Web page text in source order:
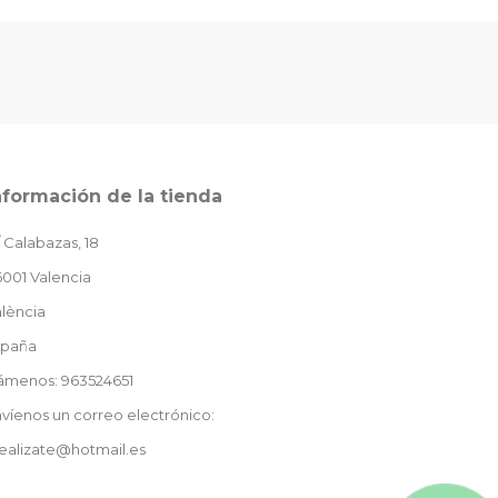
de la tienda
Calabazas, 18
Valencia
963524651
un correo electrónico: